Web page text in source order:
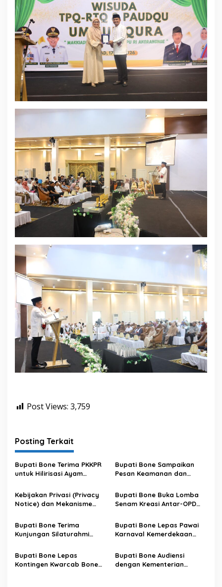
Post Views: 3,759
Posting Terkait
Bupati Bone Terima PKKPR
untuk Hilirisasi Ayam
Bupati Bone Sampaikan
Pesan Keamanan dan
Kebijakan Privasi (Privacy
Notice) dan Mekanisme
Data pada Portal Bone
Satu Data
Bupati Bone Buka Lomba
Senam Kreasi Antar-OPD
Bupati Bone Terima
Kunjungan Silaturahmi
XIV/Hasanuddin
Bupati Bone Lepas Pawai
Karnaval Kemerdekaan
Sambut HUT ke-81 RI
Bupati Bone Lepas
Kontingen Kwarcab Bone
Bupati Bone Audiensi
dengan Kementerian